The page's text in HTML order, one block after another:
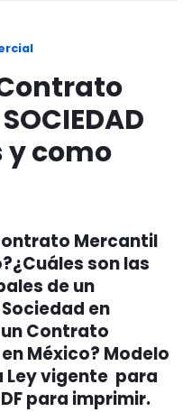
Contrato
y como
Mercantil
son las
de un
en
Contrato
México? Modelo
Ley vigente para
para imprimir.